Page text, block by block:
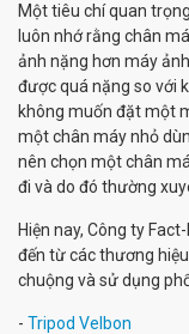
Một tiêu chí quan
luôn nhớ rằng chân
ảnh nặng hơn máy
được quá nặng so với
không muốn đặt một
một chân máy nhỏ
nên chọn một chân
đi và do đó thường
Hiện nay, Công ty
đến từ các thương
chuộng và sử dụng
- Tripod Velbon